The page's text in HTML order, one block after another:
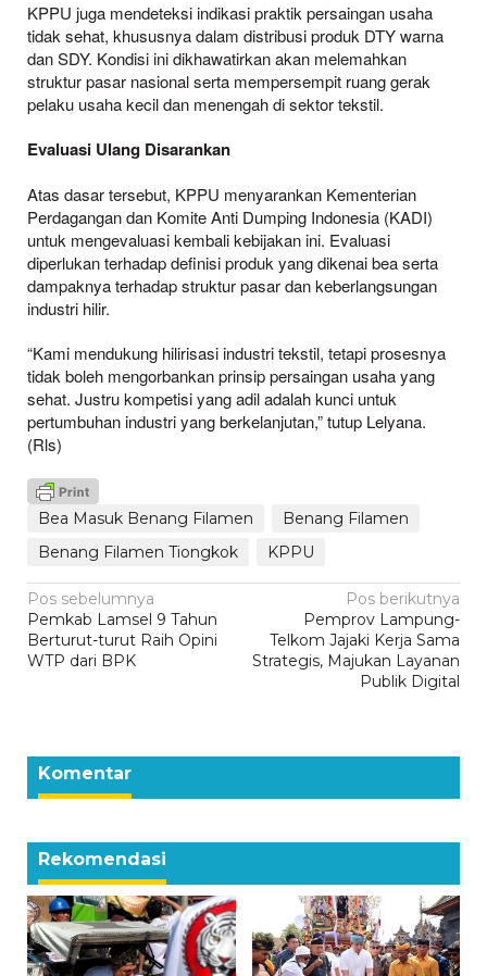
KPPU juga mendeteksi indikasi praktik persaingan usaha
tidak sehat, khususnya dalam distribusi produk DTY warna
dan SDY. Kondisi ini dikhawatirkan akan melemahkan
struktur pasar nasional serta mempersempit ruang gerak
pelaku usaha kecil dan menengah di sektor tekstil.
Evaluasi Ulang Disarankan
Atas dasar tersebut, KPPU menyarankan Kementerian
Perdagangan dan Komite Anti Dumping Indonesia (KADI)
untuk mengevaluasi kembali kebijakan ini. Evaluasi
diperlukan terhadap definisi produk yang dikenai bea serta
dampaknya terhadap struktur pasar dan keberlangsungan
industri hilir.
“Kami mendukung hilirisasi industri tekstil, tetapi prosesnya
tidak boleh mengorbankan prinsip persaingan usaha yang
sehat. Justru kompetisi yang adil adalah kunci untuk
pertumbuhan industri yang berkelanjutan,” tutup Lelyana.
(Rls)
Bea Masuk Benang Filamen
Benang Filamen
Benang Filamen Tiongkok
KPPU
Navigasi
pos
Pos sebelumnya
Pemkab Lamsel 9 Tahun
Berturut-turut Raih Opini
WTP dari BPK
Pos berikutnya
Pemprov Lampung-
Telkom Jajaki Kerja Sama
Strategis, Majukan Layanan
Publik Digital
Komentar
Rekomendasi